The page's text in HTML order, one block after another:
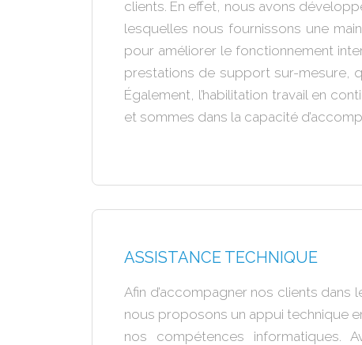
clients. En effet, nous avons
lesquelles nous fournissons une
pour améliorer le fonctionnement
prestations de support sur-mesure,
Également, l’habilitation travail en
et sommes dans la capacité
ASSISTANCE TECHNIQUE
Afin d’accompagner nos clients dans
nous proposons un appui technique
nos compétences informatiques.